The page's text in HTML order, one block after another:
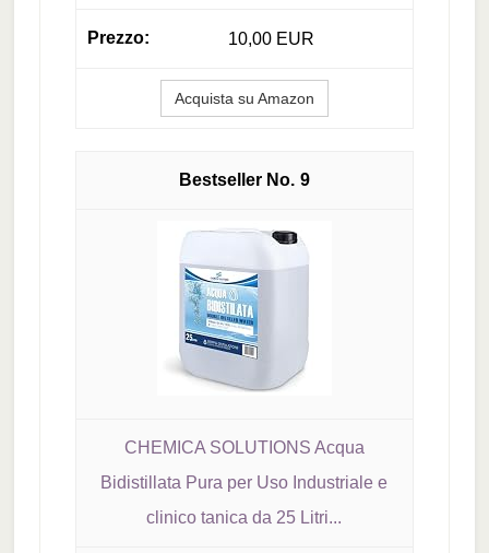
10,00 EUR
Acquista su Amazon
9
CHEMICA SOLUTIONS Acqua
Bidistillata Pura per Uso Industriale e
clinico tanica da 25 Litri...